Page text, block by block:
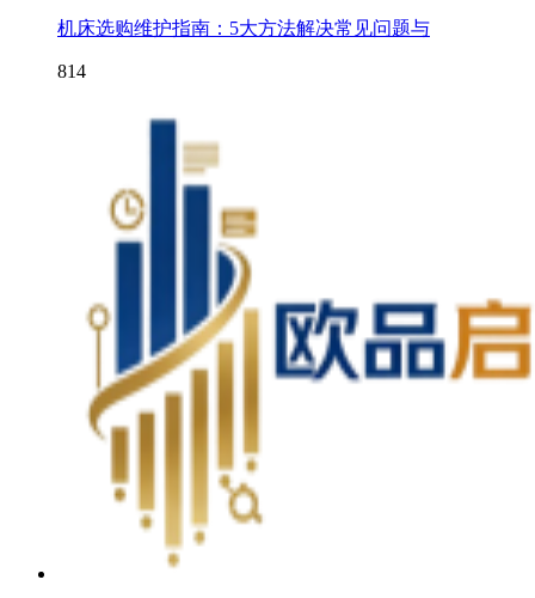
机床选购维护指南：5大方法解决常见问题与
814